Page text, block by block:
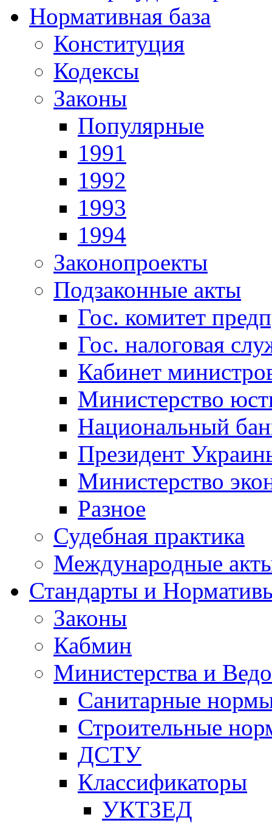
Нормативная база
Конституция
Кодексы
Законы
Популярные
1991
1992
1993
1994
Законопроекты
Подзаконные акты
Гос. комитет
Гос. налоговая
Кабинет
Министерство
Национальный
Президент
Министерство
Разное
Судебная практика
Международные
Стандарты и
Законы
Кабмин
Министерства и
Санитарные
Строительные
ДСТУ
Классификаторы
УКТЗЕД